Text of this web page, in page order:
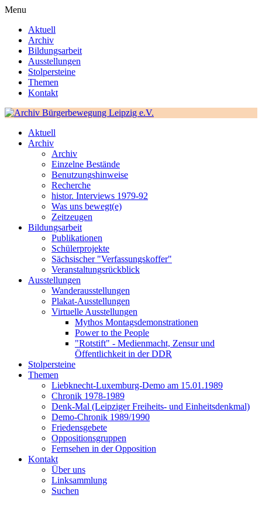
Menu
Aktuell
Archiv
Bildungsarbeit
Ausstellungen
Stolpersteine
Themen
Kontakt
Aktuell
Archiv
Archiv
Einzelne Bestände
Benutzungshinweise
Recherche
histor. Interviews 1979-92
Was uns bewegt(e)
Zeitzeugen
Bildungsarbeit
Publikationen
Schülerprojekte
Sächsischer "Verfassungskoffer"
Veranstaltungsrückblick
Ausstellungen
Wanderausstellungen
Plakat-Ausstellungen
Virtuelle Ausstellungen
Mythos Montagsdemonstrationen
Power to the People
"Rotstift" - Medienmacht, Zensur und
Öffentlichkeit in der DDR
Stolpersteine
Themen
Liebknecht-Luxemburg-Demo am 15.01.1989
Chronik 1978-1989
Denk-Mal (Leipziger Freiheits- und Einheitsdenkmal)
Demo-Chronik 1989/1990
Friedensgebete
Oppositionsgruppen
Fernsehen in der Opposition
Kontakt
Über uns
Linksammlung
Suchen